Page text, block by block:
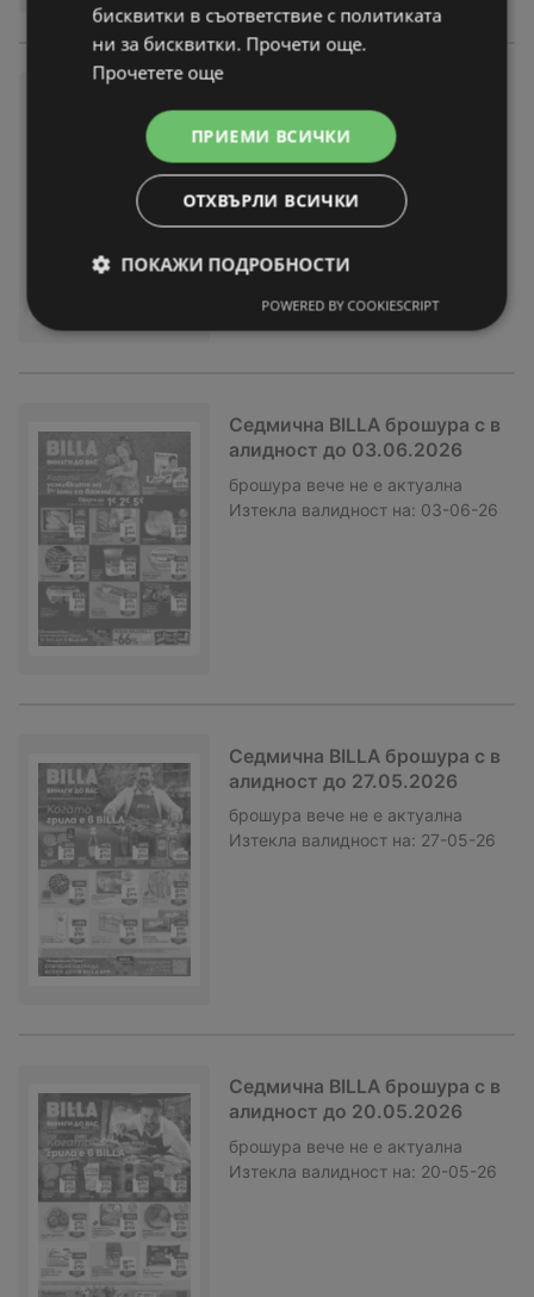
алидност до 10.06.2026
вече не е актуална
Изтекла валидност на:
Седмична BILLA брошура с в
алидност до 03.06.2026
брошура вече не е актуална
Изтекла валидност на: 03-06-26
Седмична BILLA брошура с в
алидност до 27.05.2026
брошура вече не е актуална
Изтекла валидност на: 27-05-26
Седмична BILLA брошура с в
алидност до 20.05.2026
брошура вече не е актуална
Изтекла валидност на: 20-05-26
бисквитки в съответствие с политиката
ни за бисквитки. Прочети още.
Прочетете още
ПРИЕМИ ВСИЧКИ
ОТХВЪРЛИ ВСИЧКИ
ПОКАЖИ ПОДРОБНОСТИ
POWERED BY COOKIESCRIPT